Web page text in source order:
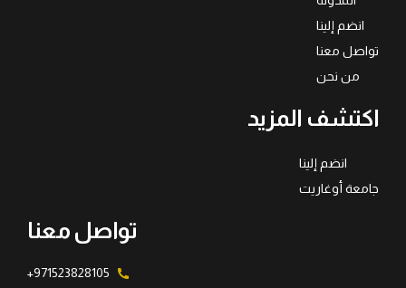
انضم إلينا
تواصل معنا
من نحن
اكتشف المزيد
انضم إلينا
جامعة أوغاريت
تواصل معنا
971523828105+